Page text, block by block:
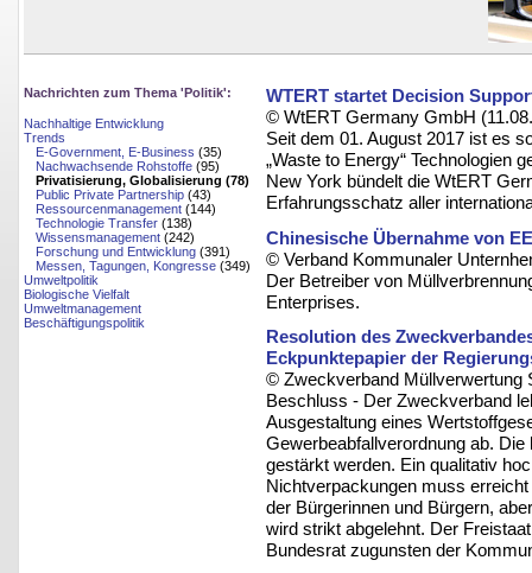
Nachrichten zum Thema 'Politik':
Nachhaltige Entwicklung
Trends
E-Government, E-Business (35)
Nachwachsende Rohstoffe (95)
Privatisierung, Globalisierung (78)
Public Private Partnership (43)
Ressourcenmanagement (144)
Technologie Transfer (138)
Wissensmanagement (242)
Forschung und Entwicklung (391)
Messen, Tagungen, Kongresse (349)
Umweltpolitik
Biologische Vielfalt
Umweltmanagement
Beschäftigungspolitik
WTERT startet Decision
© WtERT Germany GmbH
Seit dem 01. August 2017 ist es
„Waste to Energy“ Technologien
New York bündelt die WtERT
Erfahrungsschatz aller
Chinesische Übernahme von
© Verband Kommunaler
Der Betreiber von
Enterprises.
Resolution des
Eckpunktepapier der
© Zweckverband Müllverwertung
Beschluss - Der Zweckverband
Ausgestaltung eines
Gewerbeabfallverordnung ab.
gestärkt werden. Ein qualitativ
Nichtverpackungen muss
der Bürgerinnen und Bürgern,
wird strikt abgelehnt. Der
Bundesrat zugunsten der